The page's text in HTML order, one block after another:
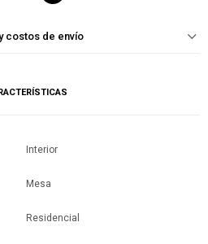
costos de envío
Interior
Mesa
Residencial